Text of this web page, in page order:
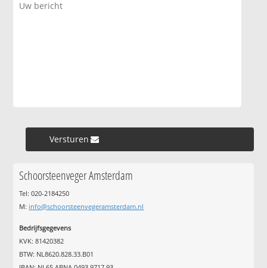
Versturen »
Schoorsteenveger Amsterdam
Tel: 020-2184250
M: info@schoorsteenvegeramsterdam.nl
Bedrijfsgegevens
KVK: 81420382
BTW: NL8620.828.33.B01